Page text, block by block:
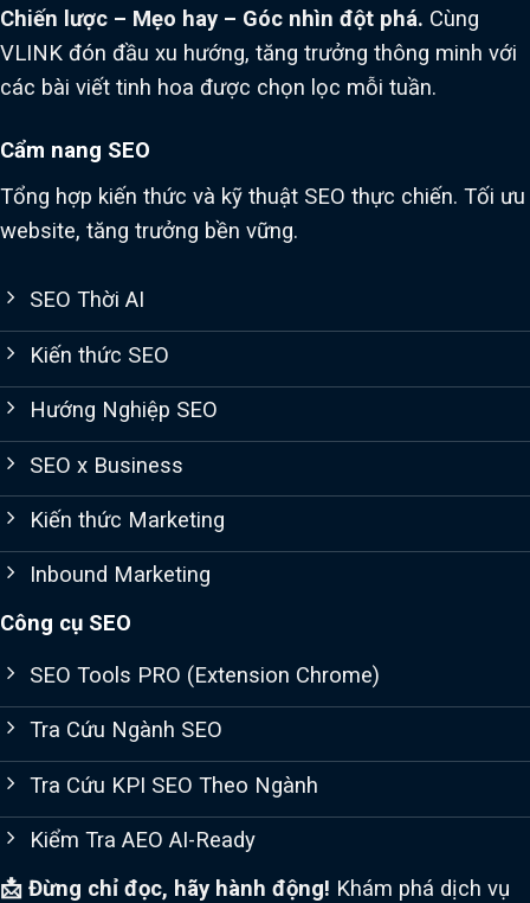
Chiến lược – Mẹo hay – Góc nhìn đột phá. Cùng
VLINK đón đầu xu hướng, tăng trưởng thông minh với
các bài viết tinh hoa được chọn lọc mỗi tuần.
Cẩm nang SEO
Tổng hợp kiến thức và kỹ thuật SEO thực chiến. Tối ưu
website, tăng trưởng bền vững.
SEO Thời AI
Kiến thức SEO
Hướng Nghiệp SEO
SEO x Business
Kiến thức Marketing
Inbound Marketing
Công cụ SEO
SEO Tools PRO (Extension Chrome)
Tra Cứu Ngành SEO
Tra Cứu KPI SEO Theo Ngành
Kiểm Tra AEO AI-Ready
📩 Đừng chỉ đọc, hãy hành động! Khám phá dịch vụ